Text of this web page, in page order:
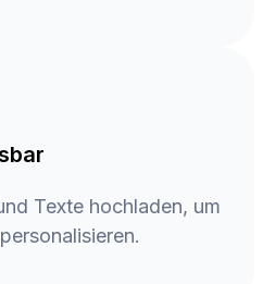
Texte hochladen, um